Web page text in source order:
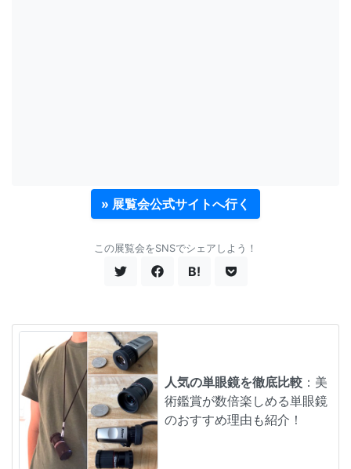
» 展覧会公式サイトへ行く
この展覧会をSNSでシェアしよう！
B!
人気の単眼鏡を徹底比較 ：美
術鑑賞が数倍楽しめる単眼鏡
のおすすめ理由も紹介！